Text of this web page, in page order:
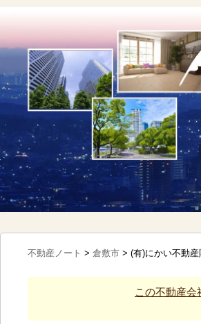
不動産ノート > 倉敷市 > (有)にかい不動
この不動産会